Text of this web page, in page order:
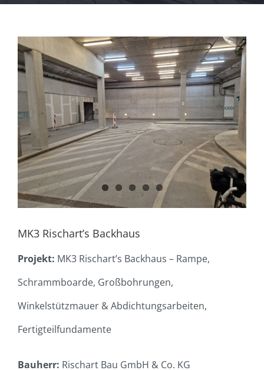
Zeige
grösseres
Bild
MK3 Rischart’s Backhaus
Projekt: MK3 Rischart’s Backhaus – Rampe,
Schrammboarde, Großbohrungen,
Winkelstützmauer & Abdichtungsarbeiten,
Fertigteilfundamente
Bauherr: Rischart Bau GmbH & Co. KG